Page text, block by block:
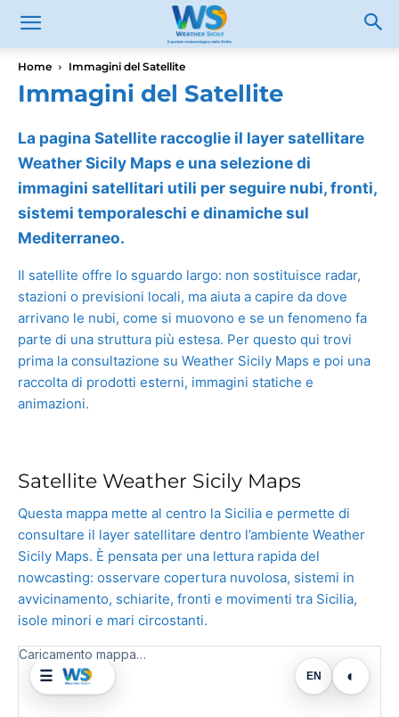
Home Immagini del Satellite
Immagini del Satellite
La pagina Satellite raccoglie il layer satellitare
Weather Sicily Maps e una selezione di
immagini satellitari utili per seguire nubi, fronti,
sistemi temporaleschi e dinamiche sul
Mediterraneo.
Il satellite offre lo sguardo largo: non sostituisce radar,
stazioni o previsioni locali, ma aiuta a capire da dove
arrivano le nubi, come si muovono e se un fenomeno fa
parte di una struttura più estesa. Per questo qui trovi
prima la consultazione su Weather Sicily Maps e poi una
raccolta di prodotti esterni, immagini statiche e
animazioni.
Satellite Weather Sicily Maps
Questa mappa mette al centro la Sicilia e permette di
consultare il layer satellitare dentro l’ambiente Weather
Sicily Maps. È pensata per una lettura rapida del
nowcasting: osservare copertura nuvolosa, sistemi in
avvicinamento, schiarite, fronti e movimenti tra Sicilia,
isole minori e mari circostanti.